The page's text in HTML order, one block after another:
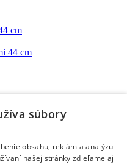
cm
Explore
od spoločnosti
súbory
obsahu, reklám a analýzu
našej stránky zdieľame aj